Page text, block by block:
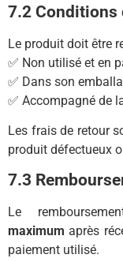
7.2 Conditions
Le produit doit être
✅ Non utilisé et en
✅ Dans son
✅ Accompagné de
Les frais de retour
produit défectueux
7.3
Le
maximum après
paiement utilisé.